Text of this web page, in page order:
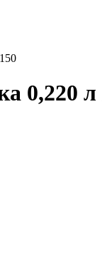
0,220 л